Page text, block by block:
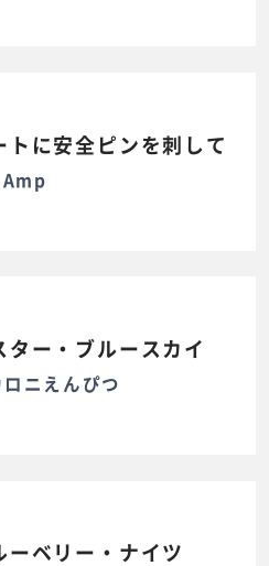
トに安全ピンを刺して
ター・ブルースカイ
ロニえんぴつ
ーベリー・ナイツ